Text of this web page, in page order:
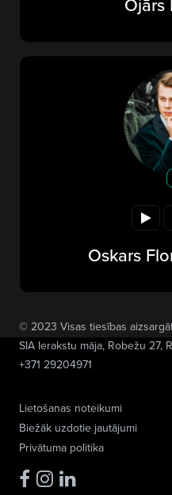
Oskars
Lietošanas noteikumi
Biežāk uzdotie jautājumi
Privātuma politika
© 2023 Visas tiesības
SIA Ierakstu māja, Robežu 27,
+371 29204971